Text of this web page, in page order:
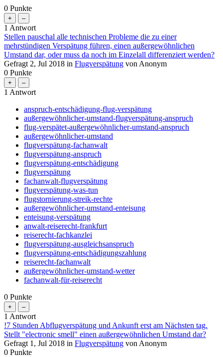
0 Punkte
1 Antwort
Stellen pauschal alle technischen Probleme die zu einer
mehrstündigen Verspätung führen, einen außergewöhnlichen
Umstand dar, oder muss da noch im Einzelall differenziert werden?
Gefragt 2, Jul 2018 in Flugverspätung von Anonym
0 Punkte
1 Antwort
anspruch-entschädigung-flug-verspätung
außergewöhnlicher-umstand-flugverspätung-anspruch
flug-verspätet-außergewöhnlicher-umstand-anspruch
außergewöhnlicher-umstand
flugverspätung-fachanwalt
flugverspätung-anspruch
flugverspätung-entschädigung
flugverspätung
fachanwalt-flugverspätung
flugverspätung-was-tun
flugstornierung-streik-rechte
außergewöhnlicher-umstand-enteisung
enteisung-verspätung
anwalt-reiserecht-frankfurt
reiserecht-fachkanzlei
flugverspätung-ausgleichsanspruch
flugverspätung-entschädigungszahlung
reiserecht-fachanwalt
außergewöhnlicher-umstand-wetter
fachanwalt-für-reiserecht
0 Punkte
1 Antwort
!7 Stunden Abflugverspätung und Ankunft erst am Nächsten tag.
Stellt "electronic smell" einen außergewöhnlichen Umstand dar?
Gefragt 1, Jul 2018 in Flugverspätung von Anonym
0 Punkte